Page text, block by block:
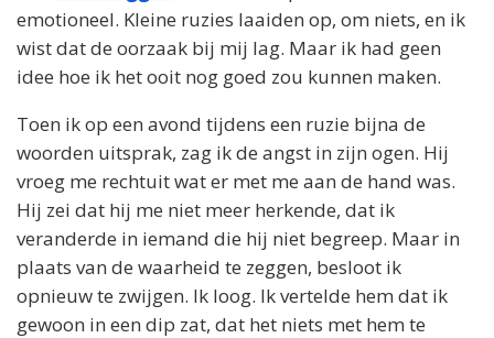
emotioneel. Kleine ruzies laaiden op, om niets, en ik
wist dat de oorzaak bij mij lag. Maar ik had geen
idee hoe ik het ooit nog goed zou kunnen maken.
Toen ik op een avond tijdens een ruzie bijna de
woorden uitsprak, zag ik de angst in zijn ogen. Hij
vroeg me rechtuit wat er met me aan de hand was.
Hij zei dat hij me niet meer herkende, dat ik
veranderde in iemand die hij niet begreep. Maar in
plaats van de waarheid te zeggen, besloot ik
opnieuw te zwijgen. Ik loog. Ik vertelde hem dat ik
gewoon in een dip zat, dat het niets met hem te